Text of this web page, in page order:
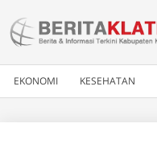
EKONOMI KESEHATAN